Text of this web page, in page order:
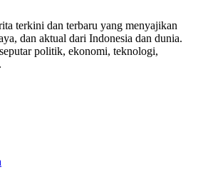
terkini dan terbaru yang menyajikan
dan aktual dari Indonesia dan dunia.
politik, ekonomi, teknologi,